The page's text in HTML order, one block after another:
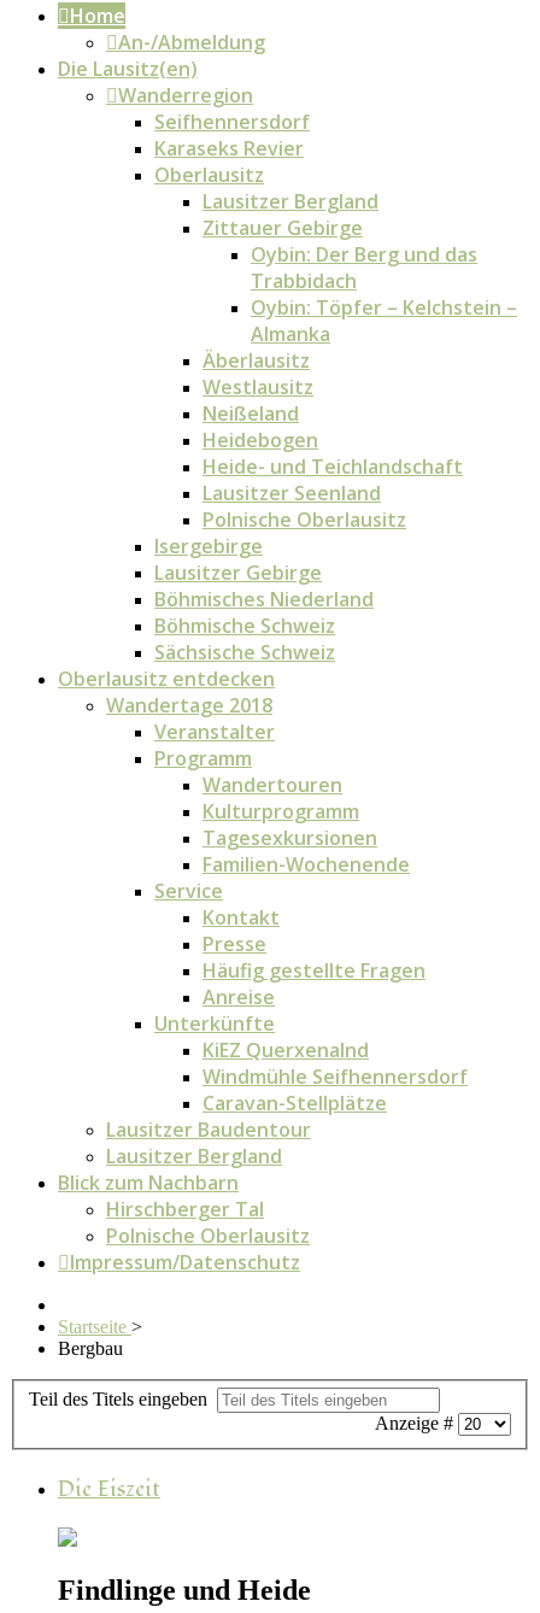
Home
An-/Abmeldung
Die Lausitz(en)
Wanderregion
Seifhennersdorf
Karaseks Revier
Oberlausitz
Lausitzer Bergland
Zittauer Gebirge
Oybin: Der Berg und das
Trabbidach
Oybin: Töpfer – Kelchstein –
Almanka
Äberlausitz
Westlausitz
Neißeland
Heidebogen
Heide- und Teichlandschaft
Lausitzer Seenland
Polnische Oberlausitz
Isergebirge
Lausitzer Gebirge
Böhmisches Niederland
Böhmische Schweiz
Sächsische Schweiz
Oberlausitz entdecken
Wandertage 2018
Veranstalter
Programm
Wandertouren
Kulturprogramm
Tagesexkursionen
Familien-Wochenende
Service
Kontakt
Presse
Häufig gestellte Fragen
Anreise
Unterkünfte
KiEZ Querxenalnd
Windmühle Seifhennersdorf
Caravan-Stellplätze
Lausitzer Baudentour
Lausitzer Bergland
Blick zum Nachbarn
Hirschberger Tal
Polnische Oberlausitz
Impressum/Datenschutz
Startseite >
Bergbau
Teil des Titels eingeben
Anzeige #
Die Eiszeit
Findlinge und Heide